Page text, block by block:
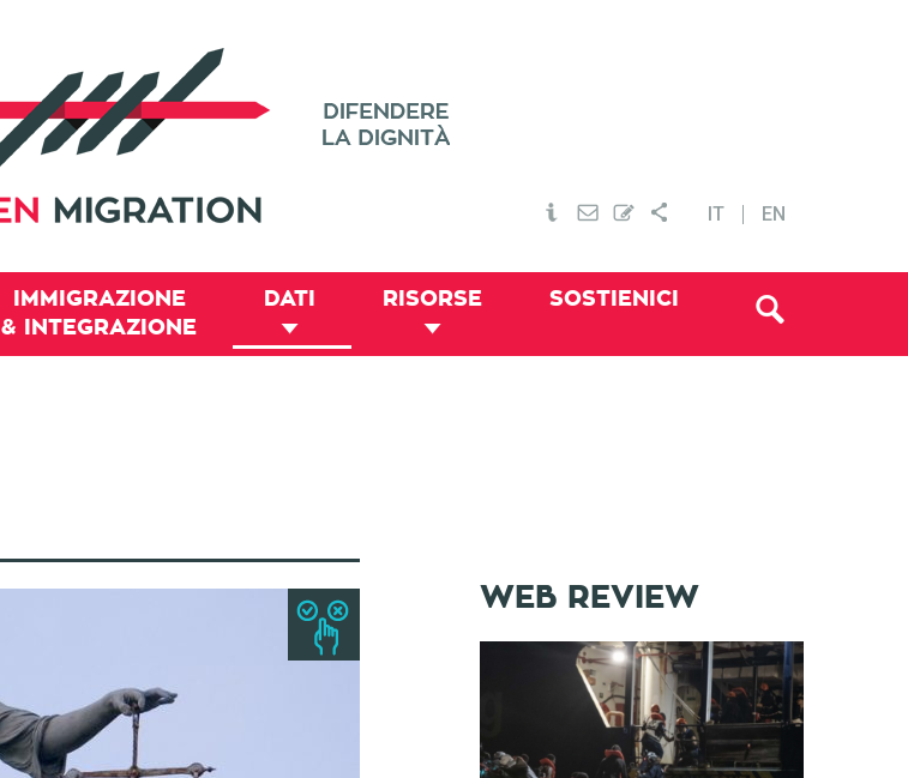
IT EN
IMMIGRAZIONE
& INTEGRAZIONE
DATI RISORSE SOSTIENICI
WEB REVIEW